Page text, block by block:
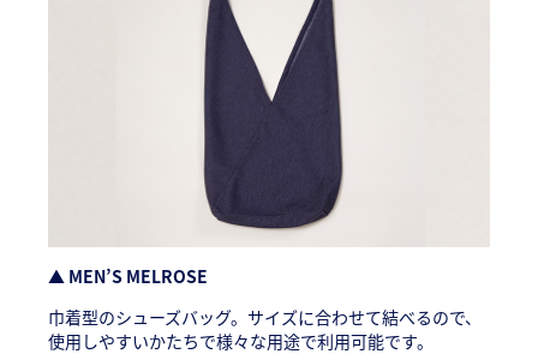
▲ MEN’S MELROSE
巾着型のシューズバッグ。サイズに合わせて結べるので、
使用しやすいかたちで様々な用途で利用可能です。